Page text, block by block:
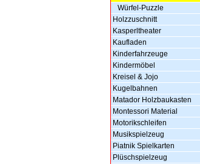
Würfel-Puzzle
Holzzuschnitt
Kasperltheater
Kaufladen
Kinderfahrzeuge
Kindermöbel
Kreisel & Jojo
Kugelbahnen
Matador Holzbaukasten
Montessori Material
Motorikschleifen
Musikspielzeug
Piatnik Spielkarten
Plüschspielzeug